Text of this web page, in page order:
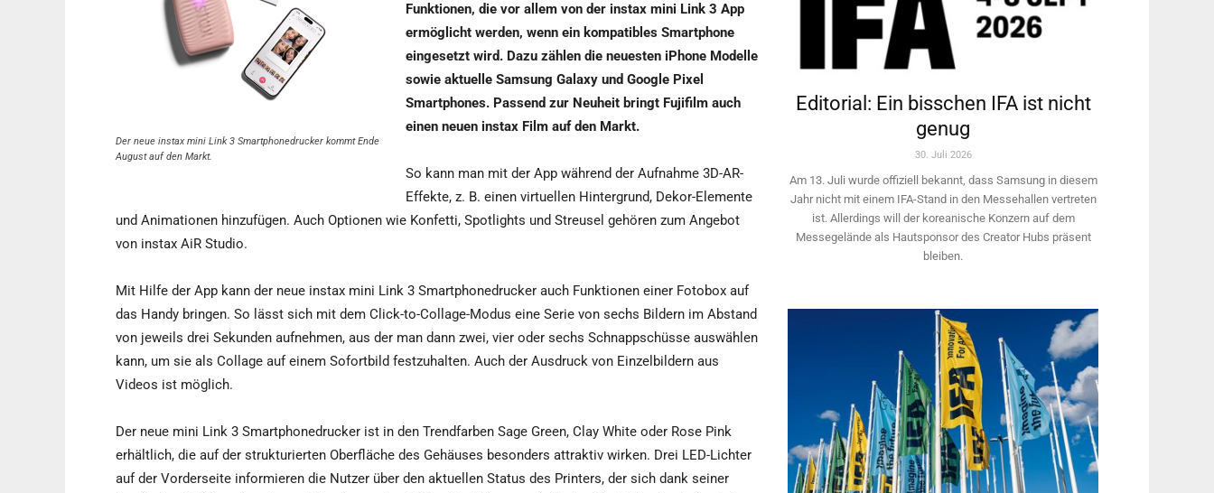
Der neue instax mini Link 3 Smartphonedrucker kommt Ende
August auf den Markt.
Funktionen, die vor allem von der instax mini Link 3 App
ermöglicht werden, wenn ein kompatibles Smartphone
eingesetzt wird. Dazu zählen die neuesten iPhone Modelle
sowie aktuelle Samsung Galaxy und Google Pixel
Smartphones. Passend zur Neuheit bringt Fujifilm auch
einen neuen instax Film auf den Markt.
So kann man mit der App während der Aufnahme 3D-AR-
Effekte, z. B. einen virtuellen Hintergrund, Dekor-Elemente
und Animationen hinzufügen. Auch Optionen wie Konfetti, Spotlights und Streusel gehören zum Angebot
von instax AiR Studio.
Mit Hilfe der App kann der neue instax mini Link 3 Smartphonedrucker auch Funktionen einer Fotobox auf
das Handy bringen. So lässt sich mit dem Click-to-Collage-Modus eine Serie von sechs Bildern im Abstand
von jeweils drei Sekunden aufnehmen, aus der man dann zwei, vier oder sechs Schnappschüsse auswählen
kann, um sie als Collage auf einem Sofortbild festzuhalten. Auch der Ausdruck von Einzelbildern aus
Videos ist möglich.
Der neue mini Link 3 Smartphonedrucker ist in den Trendfarben Sage Green, Clay White oder Rose Pink
erhältlich, die auf der strukturierten Oberfläche des Gehäuses besonders attraktiv wirken. Drei LED-Lichter
auf der Vorderseite informieren die Nutzer über den aktuellen Status des Printers, der sich dank seiner
Editorial: Ein bisschen IFA ist nicht
genug
30. Juli 2026
Am 13. Juli wurde offiziell bekannt, dass Samsung in diesem
Jahr nicht mit einem IFA-Stand in den Messehallen vertreten
ist. Allerdings will ­der koreanische Konzern auf dem
Messegelände als Hautsponsor des Creator Hubs präsent
bleiben.